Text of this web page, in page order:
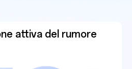
attiva del rumore